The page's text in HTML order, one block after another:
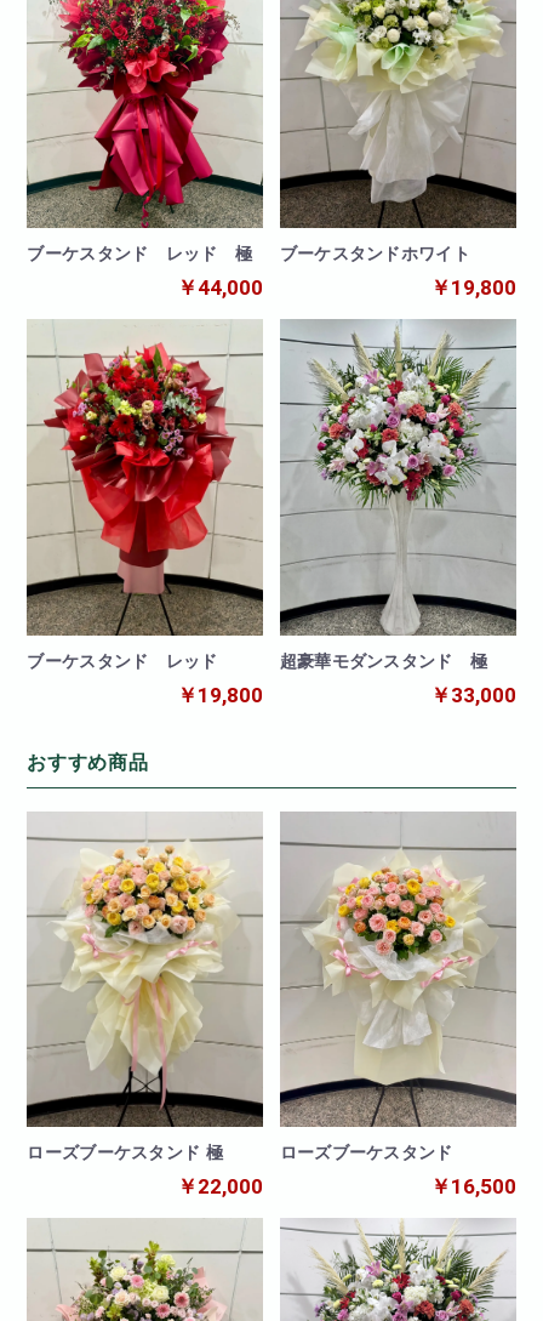
ブーケスタンド レッド 極
￥44,000
ブーケスタンドホワイト
￥19,800
ブーケスタンド レッド
￥19,800
超豪華モダンスタンド 極
￥33,000
おすすめ商品
ローズブーケスタンド 極
￥22,000
ローズブーケスタンド
￥16,500